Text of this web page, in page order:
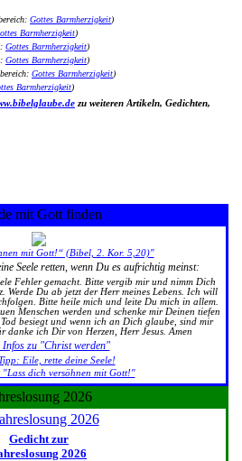
Gottes Barmherzigkeit)
Barmherzigkeit)
Gottes Barmherzigkeit)
Gottes Barmherzigkeit)
Gottes Barmherzigkeit)
Barmherzigkeit)
zu weiteren Artikeln, Gedichten,
mit Gott finden
mit Gott!“ (Bibel, 2. Kor. 5,20)"
Seele retten, wenn Du es aufrichtig meinst:
Fehler gemacht. Bitte vergib mir und nimm Dich
Werde Du ab jetzt der Herr meines Lebens. Ich will
Bitte heile mich und leite Du mich in allem.
Menschen werden und schenke mir Deinen tiefen
besiegt und wenn ich an Dich glaube, sind mir
danke ich Dir von Herzen, Herr Jesus. Amen
Infos zu "Christ werden"
Eile, rette deine Seele!
"Lass dich versöhnen mit Gott!"
2026
Gedicht zur
2026